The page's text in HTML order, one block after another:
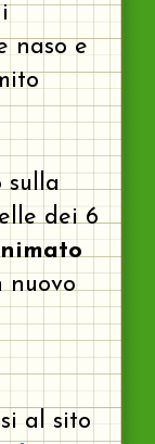
naso e
sulla
dei 6
nuovo
al sito